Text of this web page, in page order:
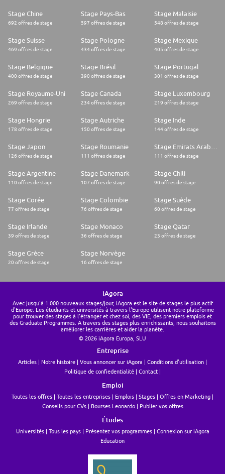
Stage Chine
692 offres de stage
Stage Pays-Bas
597 offres de stage
Stage Malaisie
548 offres de stage
Stage Suisse
469 offres de stage
Stage Pologne
434 offres de stage
Stage Mexique
405 offres de stage
Stage Belgique
400 offres de stage
Stage Brésil
390 offres de stage
Stage Portugal
301 offres de stage
Stage Royaume-Uni
269 offres de stage
Stage Canada
234 offres de stage
Stage Luxembourg
219 offres de stage
Stage Hongrie
178 offres de stage
Stage Autriche
150 offres de stage
Stage Inde
144 offres de stage
Stage Japon
126 offres de stage
Stage Roumanie
111 offres de stage 111 offres de stage
Stage Argentine
110 offres de stage
Stage Danemark
107 offres de stage
Stage Chili
90 offres de stage
Stage Corée
77 offres de stage
Stage Colombie
76 offres de stage
Stage Suède
60 offres de stage
Stage Irlande
39 offres de stage
Stage Monaco
36 offres de stage
Stage Qatar
23 offres de stage
Stage Grèce
20 offres de stage
Stage Norvège
16 offres de stage
iAgora
Avec jusqu'à 1.000 nouveaux stages/jour, iAgora est le site de stages le plus actif
d'Europe. Les étudiants et universités à travers l'Europe utilisent notre plateforme
pour trouver des stages à l'étranger et chez soi, des VIE, des premiers emplois et
des Graduate Programmes. A travers des stages plus enrichissants, nous souhaitons
améliorer les carrières et aider la planète.
© 2026 iAgora Europa, SLU
Entreprise
Articles Notre histoire Vous annoncer sur iAgora
Conditions d'utilisation
Politique de confiedentialité
Contact
Emploi
Toutes les offres Toutes les entreprises Emplois Stages
Offres en Marketing
Conseils pour CVs
Bourses Leonardo Publier vos offres
Études
Universités Tous les pays Présentez vos programmes
Connexion sur iAgora
Education